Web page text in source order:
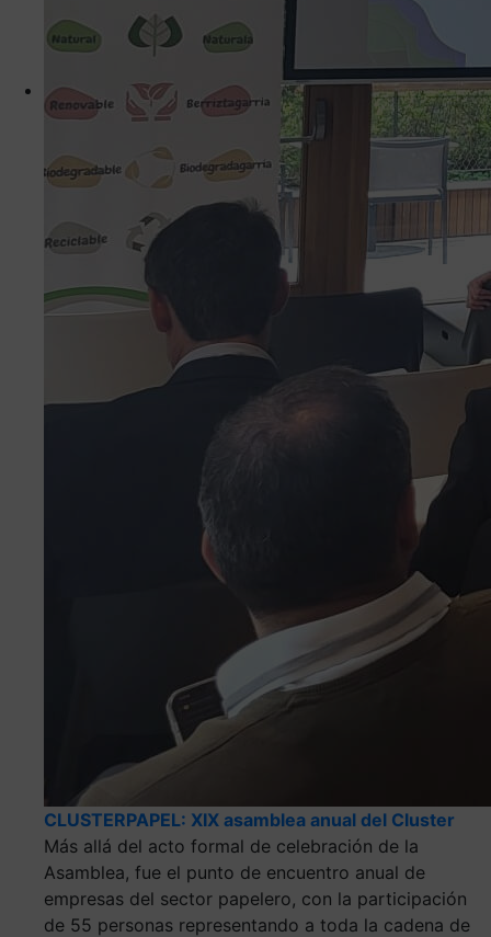
CLUSTERPAPEL: XIX asamblea anual del Cluster
Más allá del acto formal de celebración de la
Asamblea, fue el punto de encuentro anual de
empresas del sector papelero, con la participación
de 55 personas representando a toda la cadena de